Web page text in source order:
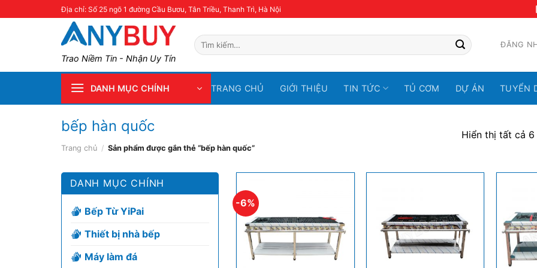
Địa chỉ: Số 25 ngõ 1 đường Cầu Bươu, Tân Triều, Thanh Trì, Hà Nội
Trao Niềm Tin - Nhận Uy Tín
Tìm
kiếm:
ĐĂNG
DANH MỤC CHÍNH TRANG CHỦ GIỚI THIỆU TIN TỨC TỦ CƠM DỰ ÁN TUYỂN
bếp hàn quốc
Trang chủ / Sản phẩm được gắn thẻ “bếp hàn quốc”
Hiển thị tất cả
DANH MỤC CHÍNH
Bếp Từ YiPai
Thiết bị nhà bếp
Máy làm đá
-6%